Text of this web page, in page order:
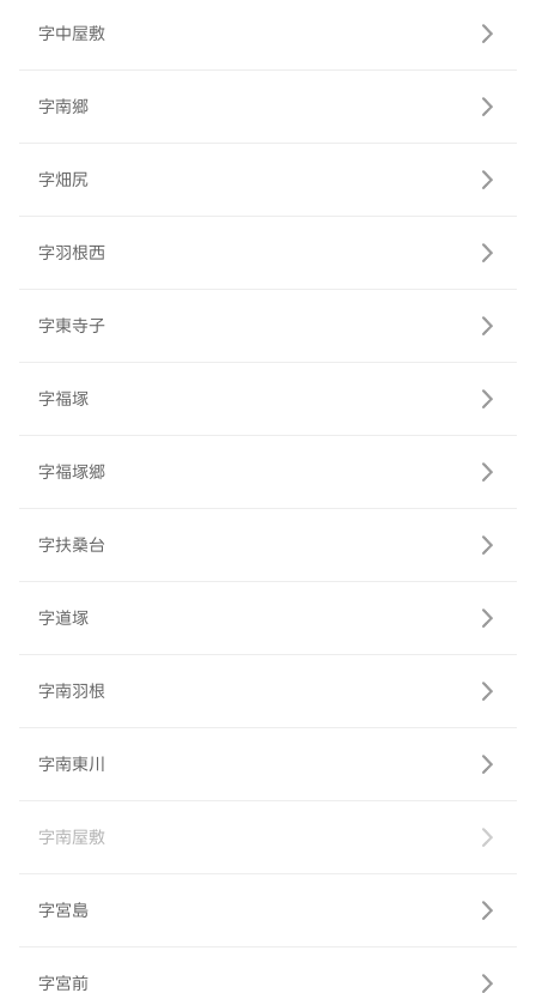
字中屋敷
字南郷
字畑尻
字羽根西
字東寺子
字福塚
字福塚郷
字扶桑台
字道塚
字南羽根
字南東川
字南屋敷
字宮島
字宮前